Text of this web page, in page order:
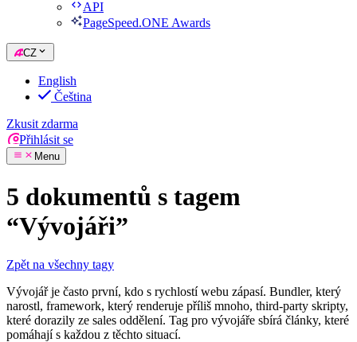
API
PageSpeed.ONE Awards
CZ
English
Čeština
Zkusit zdarma
Přihlásit se
Menu
5 dokumentů s tagem
“Vývojáři”
Zpět na všechny tagy
Vývojář je často první, kdo s rychlostí webu zápasí. Bundler, který
narostl, framework, který renderuje příliš mnoho, third-party skripty,
které dorazily ze sales oddělení. Tag pro vývojáře sbírá články, které
pomáhají s každou z těchto situací.